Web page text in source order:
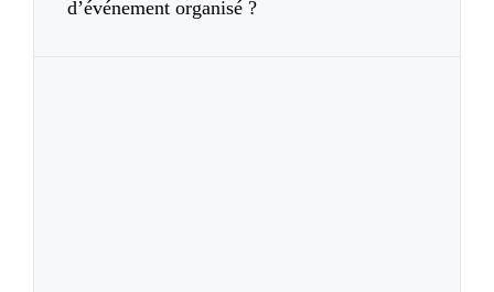
d’événement organisé ?